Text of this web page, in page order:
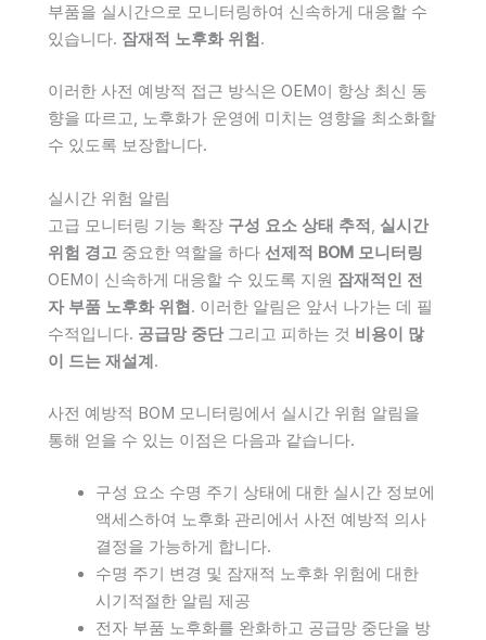
부품을 실시간으로 모니터링하여 신속하게 대응할 수
있습니다. 잠재적 노후화 위험 .
이러한 사전 예방적 접근 방식은 OEM이 항상 최신 동
향을 따르고, 노후화가 운영에 미치는 영향을 최소화할
수 있도록 보장합니다.
실시간 위험 알림
고급 모니터링 기능 확장 구성 요소 상태 추적 , 실시간
위험 경고 중요한 역할을 하다 선제적 BOM 모니터링
OEM이 신속하게 대응할 수 있도록 지원 잠재적인 전
자 부품 노후화 위협 . 이러한 알림은 앞서 나가는 데 필
수적입니다. 공급망 중단그리고 피하는 것 비용이 많
이 드는 재설계 .
사전 예방적 BOM 모니터링에서 실시간 위험 알림을
통해 얻을 수 있는 이점은 다음과 같습니다.
구성 요소 수명 주기 상태에 대한 실시간 정보에
액세스하여 노후화 관리에서 사전 예방적 의사
결정을 가능하게 합니다.
수명 주기 변경 및 잠재적 노후화 위험에 대한
시기적절한 알림 제공
전자 부품 노후화를 완화하고 공급망 중단을 방